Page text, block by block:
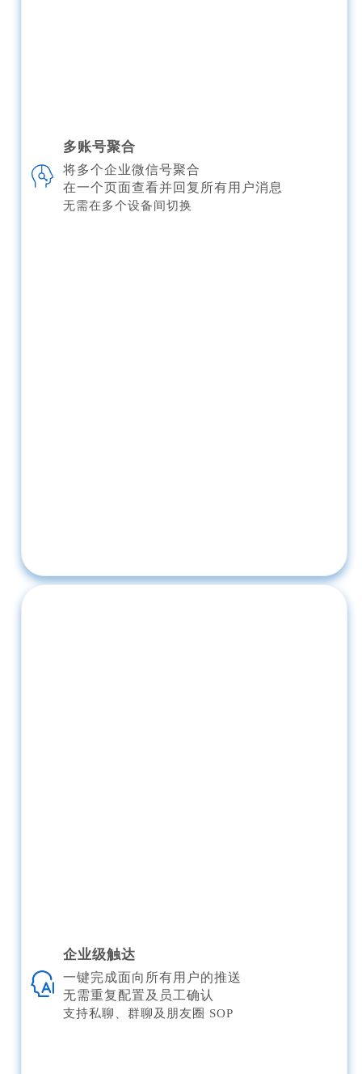
多账号聚合
将多个企业微信号聚合
在一个页面查看并回复所有用户消息
无需在多个设备间切换
企业级触达
一键完成面向所有用户的推送
无需重复配置及员工确认
支持私聊、群聊及朋友圈 SOP